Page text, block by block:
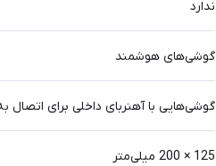
ندارد
گوشی‌های هوشمند
گوشی‌هایی با آهنربای داخلی برای اتصال
125 × 200 میلی‌متر